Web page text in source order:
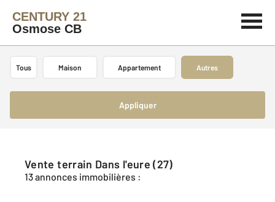
CENTURY 21
Osmose CB
Tous Maison Appartement Autres
Appliquer
Vente terrain Dans l'eure (27)
13 annonces immobilières :